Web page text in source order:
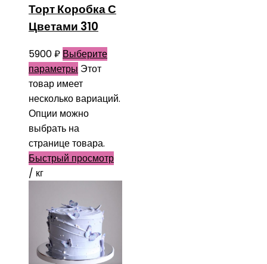
Торт Коробка С
Цветами 310
5900₽ Выберите
параметры Этот
товар имеет
несколько вариаций.
Опции можно
выбрать на
странице товара.
Быстрый просмотр
/ кг